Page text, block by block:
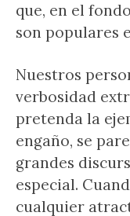
que, en el
son populares
Nuestros
verbosidad
pretenda la
engaño, se
grandes
especial.
cualquier